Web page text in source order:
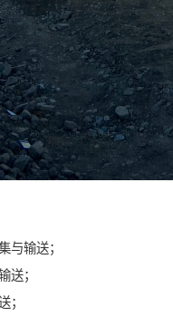
与输送；
送；
；